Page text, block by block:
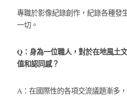
專職於影像紀錄創作，紀錄各種發
一切。
Q：身為一位職人，對於在地風土
值和認同感？
A：在國際性的各項交流議題漸多